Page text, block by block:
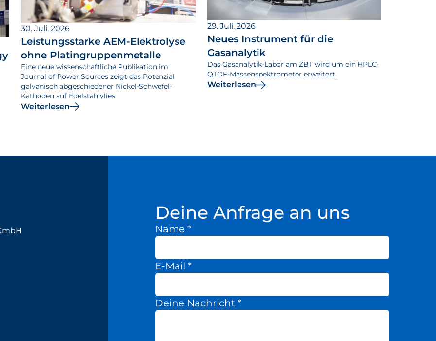
30. Juli, 2026
Leistungsstarke AEM-Elektrolyse
ohne Platingruppenmetalle
Eine neue wissenschaftliche Publikation im
Journal of Power Sources zeigt das Potenzial
galvanisch abgeschiedener Nickel-Schwefel-
Kathoden auf Edelstahlvlies.
Weiterlesen
29. Juli, 2026
Neues Instrument für die
Gasanalytik
Das Gasanalytik-Labor am ZBT wird um ein HPLC-
QTOF-Massenspektrometer erweitert.
Weiterlesen
Deine Anfrage an uns
Name *
E-Mail *
Deine Nachricht *